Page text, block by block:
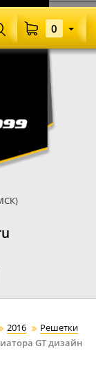
0
2016
Решетки
GT дизайн